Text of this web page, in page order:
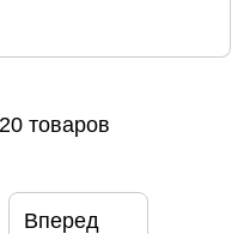
товаров
Вперед